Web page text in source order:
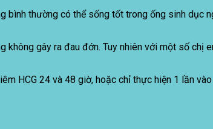
bình thường có thể sống tốt trong ống sinh dục
gây ra đau đớn. Tuy nhiên với một số chị
HCG 24 và 48 giờ, hoặc chỉ thực hiện 1 lần